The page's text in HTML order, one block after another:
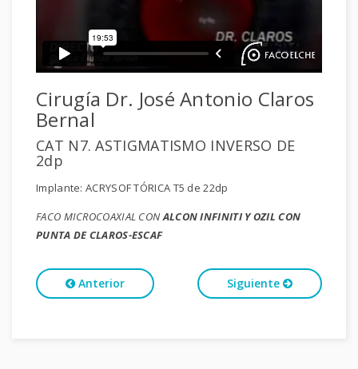
Cirugía Dr. José Antonio Claros
Bernal
CAT N7. ASTIGMATISMO INVERSO DE
2dp
Implante: ACRYSOF TÓRICA T5 de 22dp
FACO MICROCOAXIAL CON ALCON INFINITI Y OZIL CON
PUNTA DE CLAROS-ESCAF
Anterior Siguiente